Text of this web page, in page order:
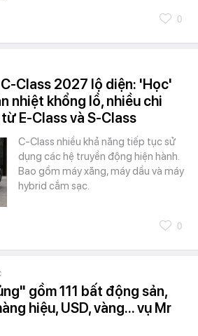
0
Class 2027 lộ diện: 'Học'
nhiệt khổng lồ, nhiều chi
E-Class và S-Class
C-Class nhiều khả năng tiếp tục sử
dụng các hệ truyền động hiện hành.
Bao gồm máy xăng, máy dầu và máy
hybrid cắm sạc.
0
gồm 111 bất động sản,
hiệu, USD, vàng... vụ Mr